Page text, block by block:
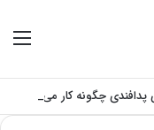
موشک‌های بالستیک و سامانه‌های رهگیری پدافندی چگونه کار می کنند؟